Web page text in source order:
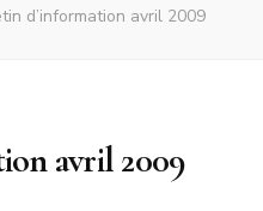
d’information avril 2009
avril 2009